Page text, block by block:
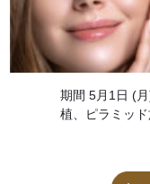
期間 5月1日 (
植、ピラミッ
特典：培 […]